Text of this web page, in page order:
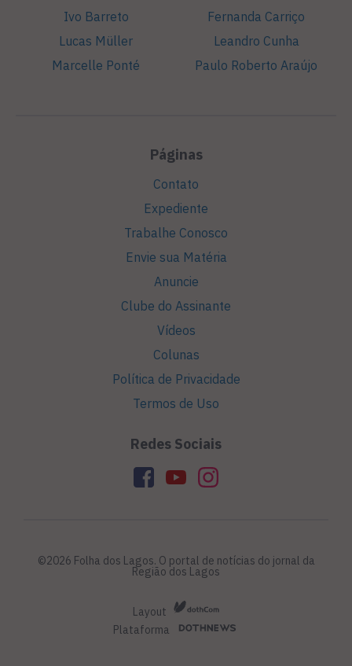
Ivo Barreto
Lucas Müller
Marcelle Ponté
Fernanda Carriço
Leandro Cunha
Paulo Roberto Araújo
Páginas
Contato
Expediente
Trabalhe Conosco
Envie sua Matéria
Anuncie
Clube do Assinante
Vídeos
Colunas
Política de Privacidade
Termos de Uso
Redes Sociais
©2026 Folha dos Lagos. O portal de notícias do jornal da
Região dos Lagos
Layout
Plataforma